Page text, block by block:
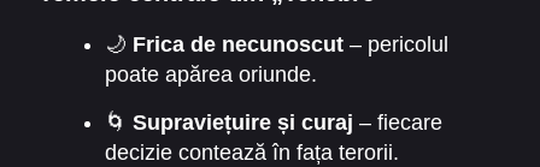
🌙 Frica de necunoscut– pericolul
poate apărea oriunde.
🌀 Supraviețuire și curaj – fiecare
decizie contează în fața terorii.